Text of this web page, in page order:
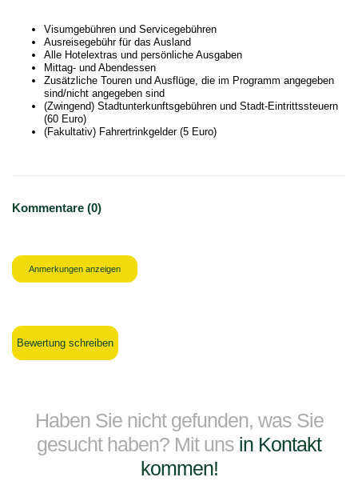
Visumgebühren und Servicegebühren
Ausreisegebühr für das Ausland
Alle Hotelextras und persönliche Ausgaben
Mittag- und Abendessen
Zusätzliche Touren und Ausflüge, die im Programm angegeben
sind/nicht angegeben sind
(Zwingend) Stadtunterkunftsgebühren und Stadt-Eintrittssteuern
(60 Euro)
(Fakultativ) Fahrertrinkgelder (5 Euro)
Kommentare (0)
Anmerkungen anzeigen
Bewertung schreiben
Haben Sie nicht gefunden, was Sie
gesucht haben? Mit uns in Kontakt
kommen!